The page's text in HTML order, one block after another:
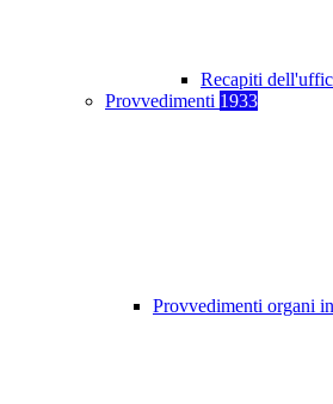
Recapiti
Provvedimenti 1933
Provvedimenti organi